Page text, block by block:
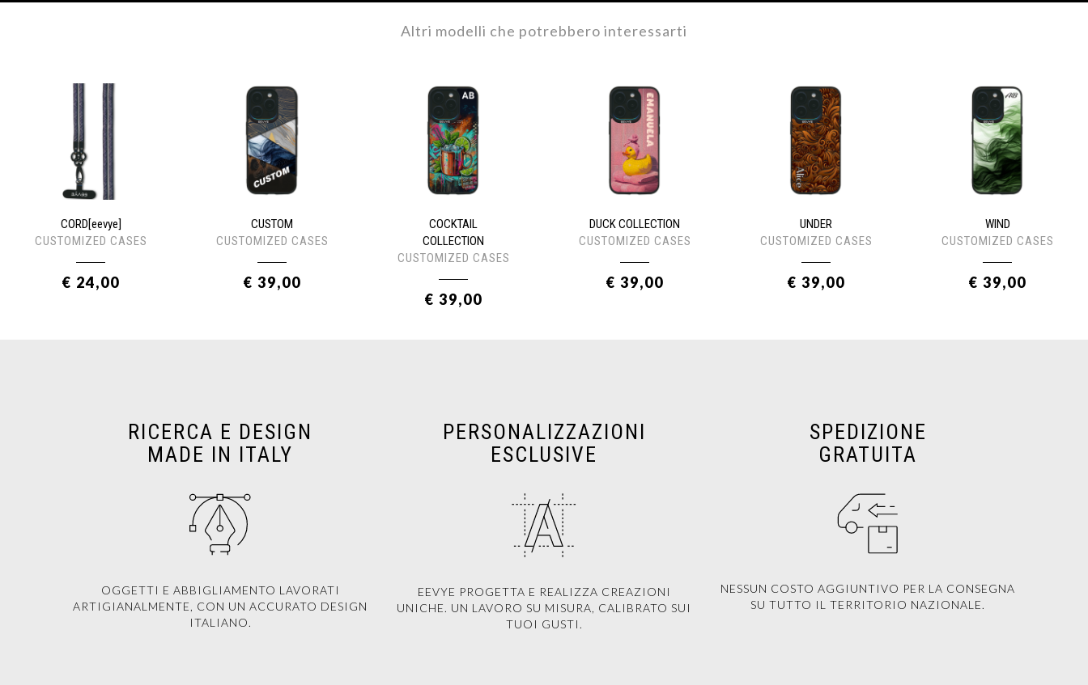
Altri modelli che potrebbero interessarti
CORD[eevye]
CUSTOMIZED CASES
€ 24,00
CUSTOM
CUSTOMIZED CASES
€ 39,00
COCKTAIL
COLLECTION
CUSTOMIZED CASES
€ 39,00
DUCK COLLECTION
CUSTOMIZED CASES
€ 39,00
UNDER
CUSTOMIZED CASES
€ 39,00
WIND
CUSTOMIZED CASES
€ 39,00
RICERCA E DESIGN
MADE IN ITALY
OGGETTI E ABBIGLIAMENTO LAVORATI
ARTIGIANALMENTE, CON UN ACCURATO DESIGN
ITALIANO.
PERSONALIZZAZIONI
ESCLUSIVE
EEVYE PROGETTA E REALIZZA CREAZIONI
UNICHE. UN LAVORO SU MISURA, CALIBRATO SUI
TUOI GUSTI.
SPEDIZIONE
GRATUITA
NESSUN COSTO AGGIUNTIVO PER LA CONSEGNA
SU TUTTO IL TERRITORIO NAZIONALE.